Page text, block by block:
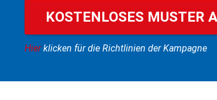
KOSTENLOSES MUSTER
Hierklicken für die Richtlinien der Kampagne